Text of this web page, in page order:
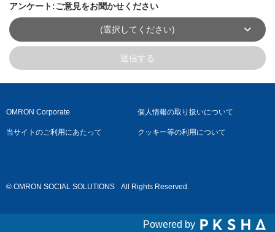
アンケート:ご意見をお聞かせください
(選択してください)
送信する
OMRON Corporate 個人情報の取り扱いについて
当サイトのご利用にあたって クッキー等の利用について
© OMRON SOCIAL SOLUTIONS All Rights Reserved.
Powered by